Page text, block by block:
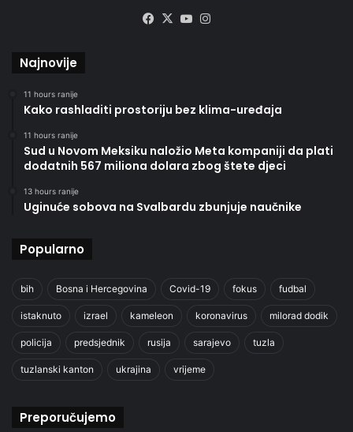
Facebook
X YouTube
Najnovije
11 hours ranije
Kako rashladiti prostoriju bez klima-uređaja
11 hours ranije
Sud u Novom Meksiku naložio Meta kompaniji da plati
dodatnih 567 miliona dolara zbog štete djeci
13 hours ranije
Uginuće sobova na Svalbardu zbunjuje naučnike
Popularno
bih Bosna i Hercegovina Covid-19 fokus fudbal
istaknuto izrael kameleon koronavirus milorad dodik
policija predsjednik rusija sarajevo tuzla
tuzlanski kanton ukrajina vrijeme
Preporučujemo